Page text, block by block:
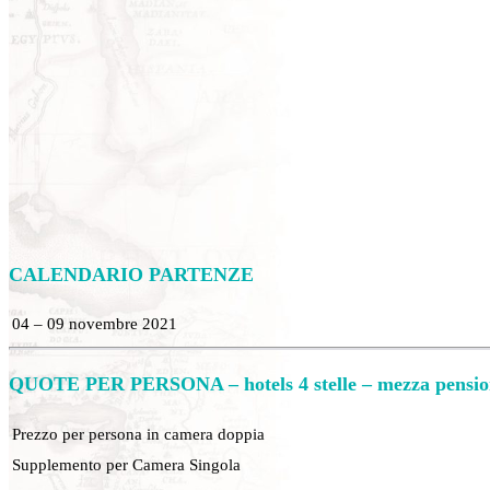
CALENDARIO PARTENZE
04 – 09 novembre 2021
QUOTE PER PERSONA – hotels 4 stelle – mezza
Prezzo per persona in camera doppia
Supplemento per Camera Singola